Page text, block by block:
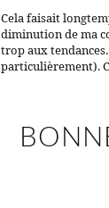
Cela faisait
diminution de ma
trop aux
particulièrement).